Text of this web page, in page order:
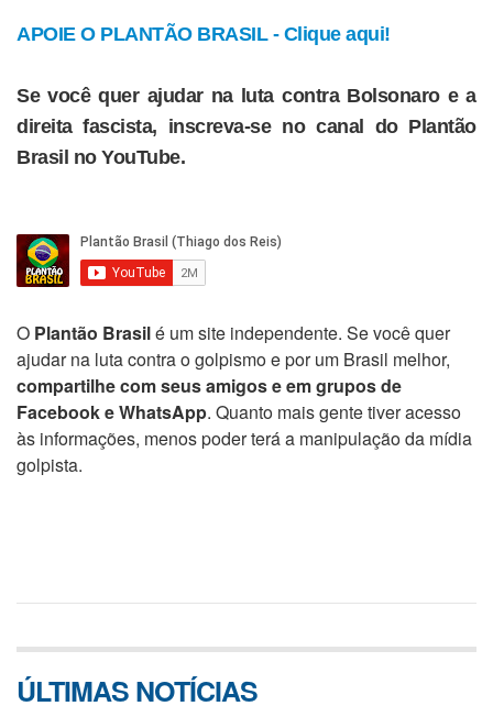
APOIE O PLANTÃO BRASIL - Clique aqui!
Se você quer ajudar na luta contra Bolsonaro e a
direita fascista, inscreva-se no canal do Plantão
Brasil no YouTube.
O Plantão Brasilé um site independente. Se você quer
ajudar na luta contra o golpismo e por um Brasil melhor,
compartilhe com seus amigos e em grupos de
Facebook e WhatsApp. Quanto mais gente tiver acesso
às informações, menos poder terá a manipulação da mídia
golpista.
ÚLTIMAS NOTÍCIAS